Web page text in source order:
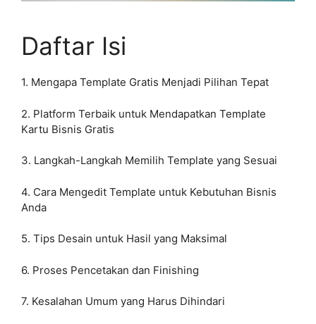
Daftar Isi
1. Mengapa Template Gratis Menjadi Pilihan Tepat
2. Platform Terbaik untuk Mendapatkan Template
Kartu Bisnis Gratis
3. Langkah-Langkah Memilih Template yang Sesuai
4. Cara Mengedit Template untuk Kebutuhan Bisnis
Anda
5. Tips Desain untuk Hasil yang Maksimal
6. Proses Pencetakan dan Finishing
7. Kesalahan Umum yang Harus Dihindari